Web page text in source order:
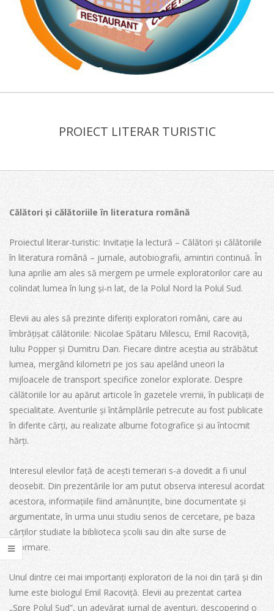
COLEGIUL
"VIILOR"
PROIECT LITERAR TURISTIC
Călători și călătoriile în literatura română
Proiectul literar-turistic: Invitație la lectură – Călători și călătoriile
în literatura română – jurnale, autobiografii, amintiri continuă. În
luna aprilie am ales să mergem pe urmele exploratorilor care au
colindat lumea în lung și-n lat, de la Polul Nord la Polul Sud.
Elevii au ales să prezinte diferiți exploratori români, care au
îmbrățișat călătoriile: Nicolae Spătaru Milescu, Emil Racoviță,
Iuliu Popper și Dumitru Dan. Fiecare dintre aceștia au străbătut
lumea, mergând kilometri pe jos sau apelând uneori la
mijloacele de transport specifice zonelor explorate. Despre
călătoriile lor au apărut articole în gazetele vremii, în publicații de
specialitate. Aventurile și întâmplările petrecute au fost publicate
în diferite cărți, au realizate albume fotografice și au întocmit
hărți.
Interesul elevilor față de acești temerari s-a dovedit a fi unul
deosebit. Din prezentările lor am putut observa interesul acordat
acestora, informațiile fiind amănunțite, bine documentate și
argumentate, în urma unui studiu serios de cercetare, pe baza
cărților studiate la biblioteca școlii sau din alte surse de
informare.
Unul dintre cei mai importanți exploratori de la noi din țară și din
lume este biologul Emil Racoviță. Elevii au prezentat cartea
„Spre Polul Sud”, un adevărat jurnal de aventuri, descoperind o